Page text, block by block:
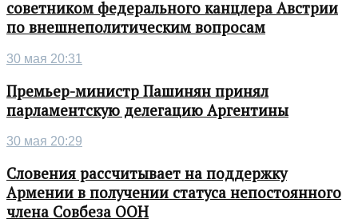
советником федерального канцлера Австрии
по внешнеполитическим вопросам
30 мая 20:31
Премьер-министр Пашинян принял
парламентскую делегацию Аргентины
30 мая 20:29
Словения рассчитывает на поддержку
Армении в получении статуса непостоянного
члена Совбеза ООН